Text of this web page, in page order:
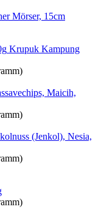
Mörser, 15cm
Krupuk Kampung
Maicih,
(Jenkol), Nesia,